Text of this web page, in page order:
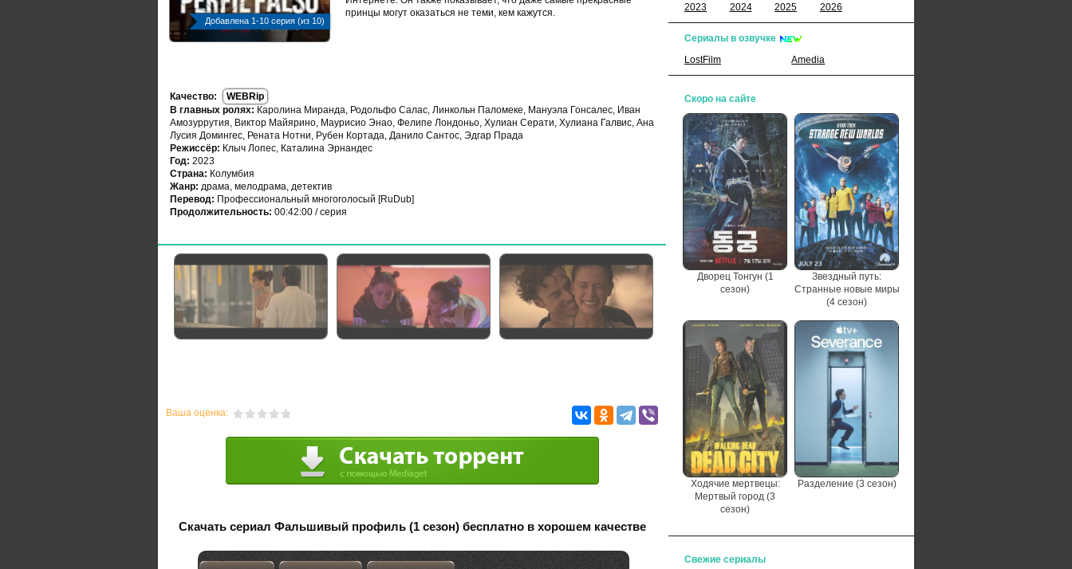
Добавлена 1-10 серия (из 10)
принцы могут оказаться не теми, кем кажутся.
Качество:
WEBRip
В главных ролях: Каролина Миранда, Родольфо Салас, Линкольн Паломеке, Мануэла Гонсалес, Иван
Амозуррутия, Виктор Майярино, Маурисио Энао, Фелипе Лондоньо, Хулиан Серати, Хулиана Галвис, Ана
Лусия Домингес, Рената Нотни, Рубен Кортада, Данило Сантос, Эдгар Прада
Режиссёр: Клыч Лопес, Каталина Эрнандес
Год: 2023
Страна: Колумбия
Жанр: драма, мелодрама, детектив
Перевод: Профессиональный многоголосый [RuDub]
Продолжительность: 00:42:00 / серия
Ваша оценка:
Скачать сериал Фальшивый профиль (1 сезон) бесплатно в хорошем качестве
2023
2024 2025 2026
Сериалы в озвучке
LostFilm
Amedia
Скоро на сайте
Дворец Тонгун (1
сезон)
Звездный путь:
Странные новые миры
(4 сезон)
Ходячие мертвецы:
Мертвый город (3
сезон)
Разделение (3 сезон)
Свежие сериалы